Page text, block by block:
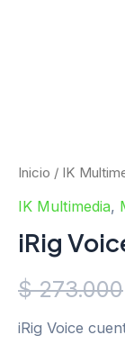
Inicio / IK
IK Multimedia,
iRig
$273.000
iRig Voice